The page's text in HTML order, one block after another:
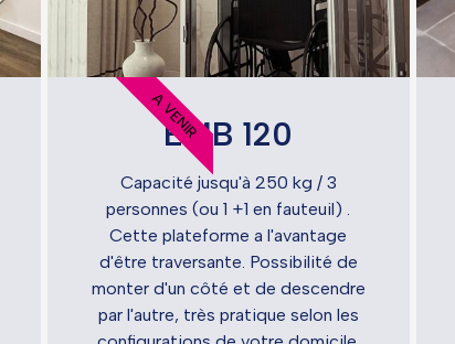
EMB 120
Capacité jusqu'à 250 kg / 3
personnes (ou 1 +1 en fauteuil) .
Cette plateforme a l'avantage
d'être traversante. Possibilité de
monter d'un côté et de descendre
par l'autre, très pratique selon les
A VENIR